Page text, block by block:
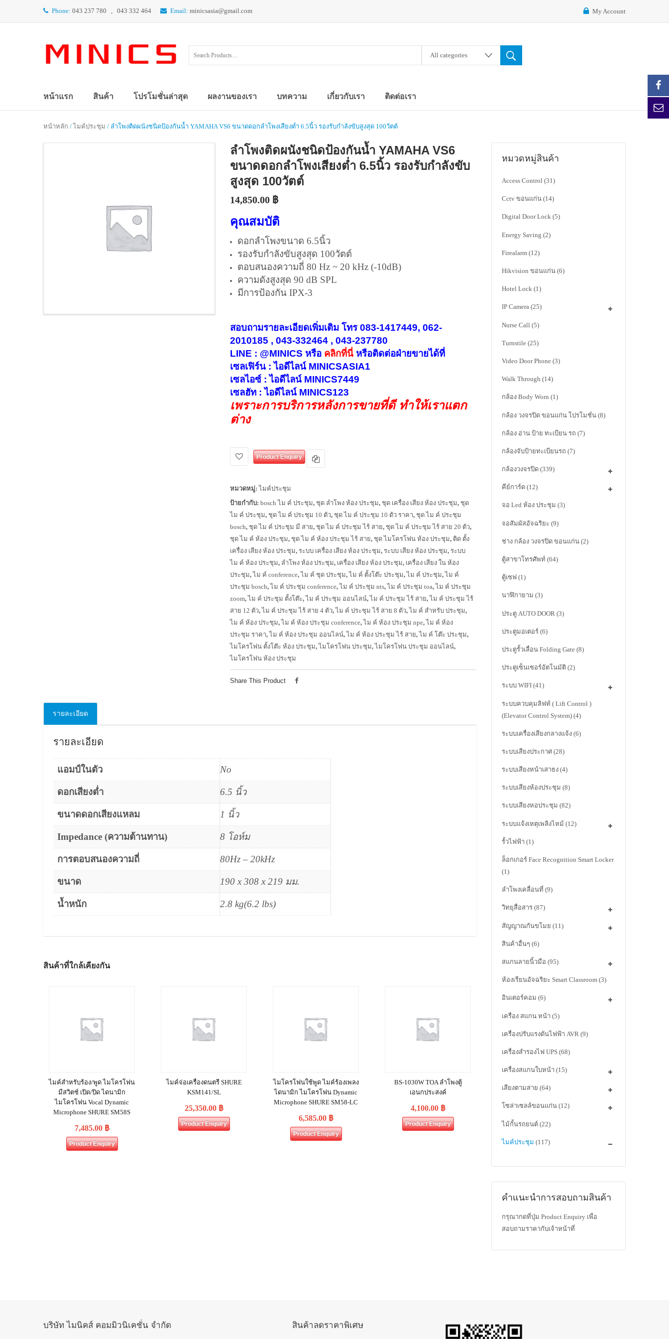
Phone: 043 237 780 , 043 332 464 Email: minicsasia@gmail.com My Account
All categories
หน้าแรก สินค้า โปรโมชั่นล่าสุด ผลงานของเรา บทความ เกี่ยวกับเรา ติดต่อเรา
หน้าหลัก /ไมค์ประชุม / ลำโพงติดผนังชนิดป้องกันน้ำ YAMAHA VS6 ขนาดดอกลำโพงเสียงต่ำ 6.5นิ้ว รองรับกำลังขับสูงสุด 100วัตต์
ลำโพงติดผนังชนิดป้องกันน้ำ YAMAHA VS6
ขนาดดอกลำโพงเสียงต่ำ 6.5นิ้ว รองรับกำลังขับ
สูงสุด 100วัตต์
14,850.00 ฿
คุณสมบัติ
ดอกลำโพงขนาด 6.5นิ้ว
รองรับกำลังขับสูงสุด 100วัตต์
ตอบสนองความถี่ 80 Hz ~ 20 kHz (-10dB)
ความดังสูงสุด 90 dB SPL
มีการป้องกัน IPX-3
สอบถามรายละเอียดเพิ่มเติม โทร 083-1417449, 062-
2010185 , 043-332464 , 043-237780
LINE : @MINICS หรือ คลิกที่นี่ หรือติดต่อฝ่ายขายได้ที่
เซลเฟิร์น : ไอดีไลน์ MINICSASIA1
เซลไอซ์ : ไอดีไลน์ MINICS7449
เซลฮัท : ไอดีไลน์ MINICS123
เพราะการบริการหลังการขายที่ดี ทำให้เราแตก
ต่าง
Product Enquiry
หมวดหมู่:ไมค์ประชุม
ป้ายกำกับ: bosch ไม ค์ ประชุม, ชุด ลำโพง ห้อง ประชุม, ชุด เครื่อง เสียง ห้อง ประชุม, ชุด
ไม ค์ ประชุม, ชุด ไม ค์ ประชุม 10 ตัว, ชุด ไม ค์ ประชุม 10 ตัว ราคา, ชุด ไม ค์ ประชุม
bosch, ชุด ไม ค์ ประชุม มี สาย, ชุด ไม ค์ ประชุม ไร้ สาย, ชุด ไม ค์ ประชุม ไร้ สาย 20 ตัว,
ชุด ไม ค์ ห้อง ประชุม, ชุด ไม ค์ ห้อง ประชุม ไร้ สาย, ชุด ไมโครโฟน ห้อง ประชุม, ติด ตั้ง
เครื่อง เสียง ห้อง ประชุม, ระบบ เครื่อง เสียง ห้อง ประชุม, ระบบ เสียง ห้อง ประชุม, ระบบ
ไม ค์ ห้อง ประชุม, ลำโพง ห้อง ประชุม, เครื่อง เสียง ห้อง ประชุม, เครื่อง เสียง ใน ห้อง
ประชุม,ไม ค์ conference,ไม ค์ ชุด ประชุม,ไม ค์ ตั้งโต๊ะ ประชุม,ไม ค์ ประชุม,ไม ค์
ประชุม bosch,ไม ค์ ประชุม conference,ไม ค์ ประชุม nts,ไม ค์ ประชุม toa,ไม ค์ ประชุม
zoom,ไม ค์ ประชุม ตั้งโต๊ะ,ไม ค์ ประชุม ออนไลน์,ไม ค์ ประชุม ไร้ สาย,ไม ค์ ประชุม ไร้
สาย 12 ตัว,ไม ค์ ประชุม ไร้ สาย 4 ตัว,ไม ค์ ประชุม ไร้ สาย 8 ตัว,ไม ค์ สำหรับ ประชุม,
ไม ค์ ห้อง ประชุม,ไม ค์ ห้อง ประชุม conference,ไม ค์ ห้อง ประชุม npe,ไม ค์ ห้อง
ประชุม ราคา,ไม ค์ ห้อง ประชุม ออนไลน์,ไม ค์ ห้อง ประชุม ไร้ สาย,ไม ค์ โต๊ะ ประชุม,
ไมโครโฟน ตั้งโต๊ะ ห้อง ประชุม,ไมโครโฟน ประชุม,ไมโครโฟน ประชุม ออนไลน์,
ไมโครโฟน ห้อง ประชุม
Share This Product
รายละเอียด
รายละเอียด
แอมป์ในตัว No
ดอกเสียงต่ำ 6.5 นิ้ว
ขนาดดอกเสียงแหลม 1 นิ้ว
Impedance (ความต้านทาน) 8 โอห์ม
การตอบสนองความถี่ 80Hz – 20kHz
ขนาด 190 x 308 x 219 มม.
น้ำหนัก 2.8 kg(6.2 lbs)
สินค้าที่ใกล้เคียงกัน
ไมค์สำหรับร้อง/พูด ไมโครโฟน
มีสวิตช์ เปิด/ปิด ไดนามิก
ไมโครโฟน Vocal Dynamic
Microphone SHURE SM58S
7,485.00 ฿
Product Enquiry
ไมค์จ่อเครื่องดนตรี SHURE
KSM141/SL
25,350.00 ฿
Product Enquiry
ไมโครโฟนใช้พูด ไมค์ร้องเพลง
ไดนามิก ไมโครโฟน Dynamic
Microphone SHURE SM58-LC
6,585.00 ฿
Product Enquiry
BS-1030W TOA ลำโพงตู้
เอนกประสงค์
4,100.00 ฿
Product Enquiry
หมวดหมู่สินค้า
Access Control (31)
Cctv ขอนแก่น (14)
Digital Door Lock (5)
Energy Saving (2)
Firealarm (12)
Hikvision ขอนแก่น (6)
Hotel Lock (1)
IP Camera (25)
Nurse Call (5)
Turnstile (25)
Video Door Phone (3)
Walk Through (14)
กล้อง Body Worn (1)
กล้อง วงจรปิด ขอนแก่น โปรโมชั่น (8)
กล้อง อ่าน ป้าย ทะเบียน รถ (7)
กล้องจับป้ายทะเบียนรถ (7)
กล้องวงจรปิด (339)
คีย์การ์ด (12)
จอ Led ห้อง ประชุม (3)
จอสัมผัสอัจฉริยะ (9)
ช่าง กล้อง วงจรปิด ขอนแก่น (2)
ตู้สาขาโทรศัพท์ (64)
ตู้เซฟ (1)
นาฬิกายาม (3)
ประตู AUTO DOOR (3)
ประตูมอเตอร์ (6)
ประตูรั้วเลื่อน Folding Gate (8)
ประตูเซ็นเซอร์อัตโนมัติ (2)
ระบบ WIFI (41)
ระบบควบคุมลิฟท์ ( Lift Control )
(Elevator Control System) (4)
ระบบเครื่องเสียงกลางแจ้ง (6)
ระบบเสียงประกาศ (28)
ระบบเสียงหน้าเสาธง (4)
ระบบเสียงห้องประชุม (8)
ระบบเสียงหอประชุม (82)
ระบบแจ้งเหตุเพลิงไหม้ (12)
รั้วไฟฟ้า (1)
ล็อกเกอร์ Face Recognition Smart Locker
(1)
ลำโพงเคลื่อนที่ (9)
วิทยุสื่อสาร (87)
สัญญาณกันขโมย (11)
สินค้าอื่นๆ (6)
สแกนลายนิ้วมือ (95)
ห้องเรียนอัจฉริยะ Smart Classroom (3)
อินเตอร์คอม (6)
เครื่อง สแกน หน้า (5)
เครื่องปรับแรงดันไฟฟ้า AVR (9)
เครื่องสำรองไฟ UPS (68)
เครื่องสแกนใบหน้า (15)
เสียงตามสาย (64)
โซล่าเซลล์ขอนแก่น (12)
ไม้กั้นรถยนต์ (22)
ไมค์ประชุม (117)
คำแนะนำการสอบถามสินค้า
กรุณากดที่ปุ่ม Product Enquiry เพื่อ
สอบถามราคากับเจ้าหน้าที่
บริษัท ไมนิคส์ คอมมิวนิเคชั่น จำกัด สินค้าลดราคาพิเศษ